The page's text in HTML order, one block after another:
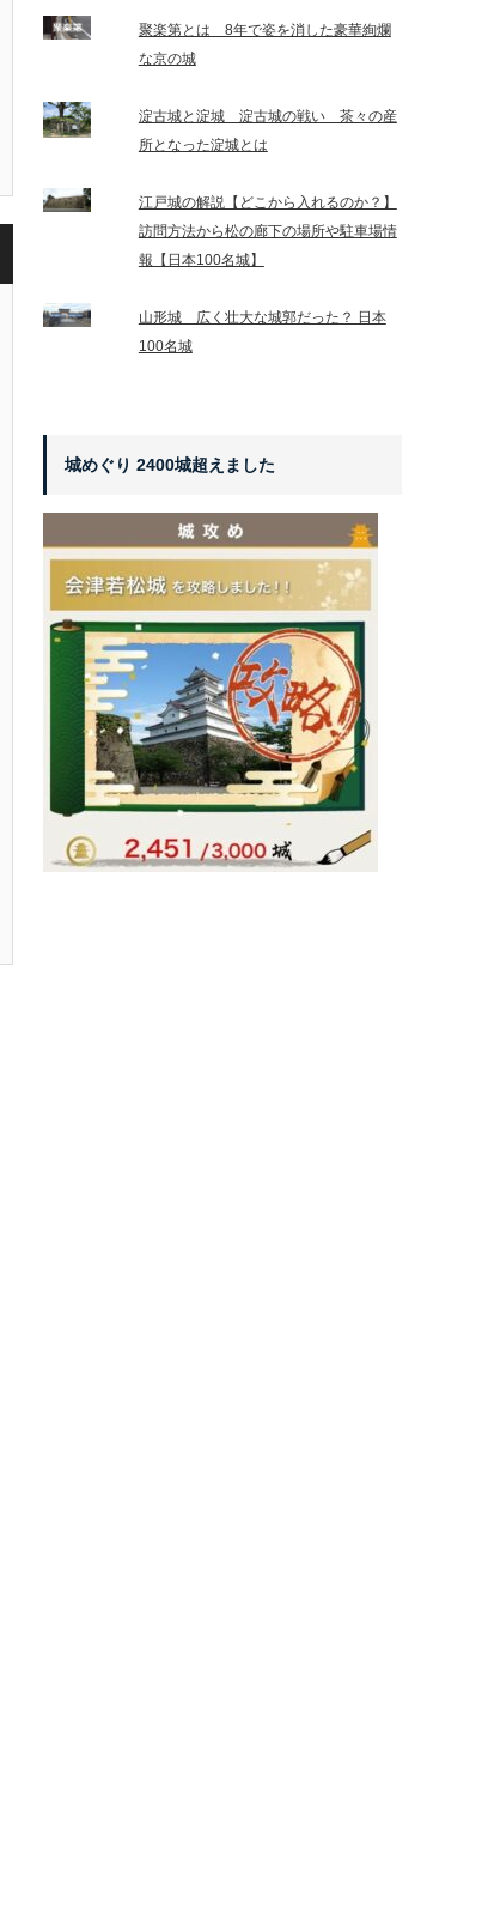
聚楽第とは 8年で姿を消した豪華絢爛
な京の城
淀古城と淀城 淀古城の戦い 茶々の産
所となった淀城とは
江戸城の解説【どこから入れるのか？】
訪問方法から松の廊下の場所や駐車場情
報【日本100名城】
山形城 広く壮大な城郭だった？ 日本
100名城
城めぐり 2400城超えました